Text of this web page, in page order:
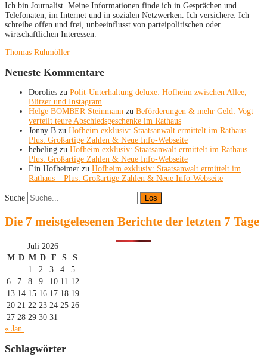
Ich bin Journalist. Meine Informationen finde ich in Gesprächen und
Telefonaten, im Internet und in sozialen Netzwerken. Ich versichere: Ich
schreibe offen und frei, unbeeinflusst von parteipolitischen oder
wirtschaftlichen Interessen.
Thomas Ruhmöller
Neueste Kommentare
Dorolies zu Polit-Unterhaltung deluxe: Hofheim zwischen Allee,
Blitzer und Instagram
Helge BOMBER Steinmann zu Beförderungen & mehr Geld: Vogt
verteilt teure Abschiedsgeschenke im Rathaus
Jonny B zu Hofheim exklusiv: Staatsanwalt ermittelt im Rathaus –
Plus: Großartige Zahlen & Neue Info-Webseite
hebeling zu Hofheim exklusiv: Staatsanwalt ermittelt im Rathaus –
Plus: Großartige Zahlen & Neue Info-Webseite
Ein Hofheimer zu Hofheim exklusiv: Staatsanwalt ermittelt im
Rathaus – Plus: Großartige Zahlen & Neue Info-Webseite
Suche
Die 7 meistgelesenen Berichte der letzten 7 Tage
Juli 2026
M D M D F S
S
1
2 3 4
5
6
7 8 9 10 11 12
13 14 15 16 17 18 19
20 21 22 23 24 25 26
27 28 29 30 31
« Jan.
Schlagwörter